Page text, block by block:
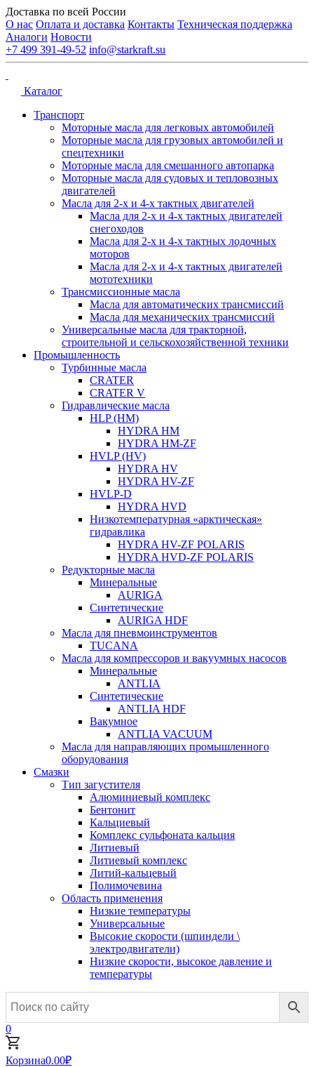
Доставка по всей России
О нас Оплата и доставка Контакты Техническая поддержка
Аналоги Новости
+7 499 391-49-52 info@starkraft.su
Каталог
Транспорт
Моторные масла для легковых автомобилей
Моторные масла для грузовых автомобилей и
спецтехники
Моторные масла для смешанного автопарка
Моторные масла для судовых и тепловозных
двигателей
Масла для 2-х и 4-х тактных двигателей
Масла для 2-х и 4-х тактных двигателей
снегоходов
Масла для 2-х и 4-х тактных лодочных
моторов
Масла для 2-х и 4-х тактных двигателей
мототехники
Трансмиссионные масла
Масла для автоматических трансмиссий
Масла для механических трансмиссий
Универсальные масла для тракторной,
строительной и сельскохозяйственной техники
Промышленность
Турбинные масла
CRATER
CRATER V
Гидравлические масла
HLP (HM)
HYDRA HM
HYDRA HM-ZF
HVLP (HV)
HYDRA HV
HYDRA HV-ZF
HVLP-D
HYDRA HVD
Низкотемпературная «арктическая»
гидравлика
HYDRA HV-ZF POLARIS
HYDRA HVD-ZF POLARIS
Редукторные масла
Минеральные
AURIGA
Синтетические
AURIGA HDF
Масла для пневмоинструментов
TUCANA
Масла для компрессоров и вакуумных насосов
Минеральные
ANTLIA
Синтетические
ANTLIA HDF
Вакумное
ANTLIA VACUUM
Масла для направляющих промышленного
оборудования
Смазки
Тип загустителя
Алюминиевый комплекс
Бентонит
Кальциевый
Комплекс сульфоната кальция
Литиевый
Литиевый комплекс
Литий-кальцевый
Полимочевина
Область применения
Низкие температуры
Универсальные
Высокие скорости (шпиндели \
электродвигатели)
Низкие скорости, высокое давление и
температуры
0
Корзина0.00₽